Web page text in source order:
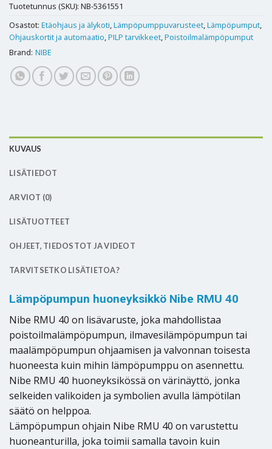
Tuotetunnus (SKU): NB-5361551
Osastot: Etäohjaus ja älykoti,Lämpöpumppuvarusteet,Lämpöpumput,
Ohjauskortit ja automaatio,PILP tarvikkeet,Poistoilmalämpöpumput
Brand: NIBE
KUVAUS
LISÄTIEDOT
ARVIOT (0)
LISÄTUOTTEET
OHJEET, TIEDOSTOT JA VIDEOT
TARVITSETKO LISÄTIETOA?
Lämpöpumpun huoneyksikkö Nibe RMU 40
Nibe RMU 40 on lisävaruste, joka mahdollistaa
poistoilmalämpöpumpun, ilmavesilämpöpumpun tai
maalämpöpumpun ohjaamisen ja valvonnan toisesta
huoneesta kuin mihin lämpöpumppu on asennettu.
Nibe RMU 40 huoneyksikössä on värinäyttö, jonka
selkeiden valikoiden ja symbolien avulla lämpötilan
säätö on helppoa.
Lämpöpumpun ohjain Nibe RMU 40 on varustettu
huoneanturilla, joka toimii samalla tavoin kuin